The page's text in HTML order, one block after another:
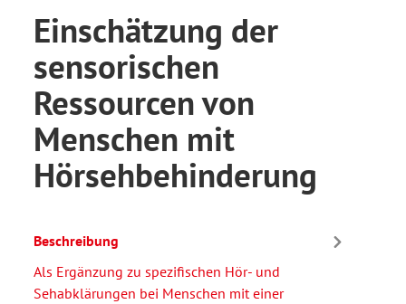
Einschätzung der
sensorischen
Ressourcen von
Menschen mit
Hörsehbehinderung
Beschreibung
Als Ergänzung zu spezifischen Hör- und
Sehabklärungen bei Menschen mit einer